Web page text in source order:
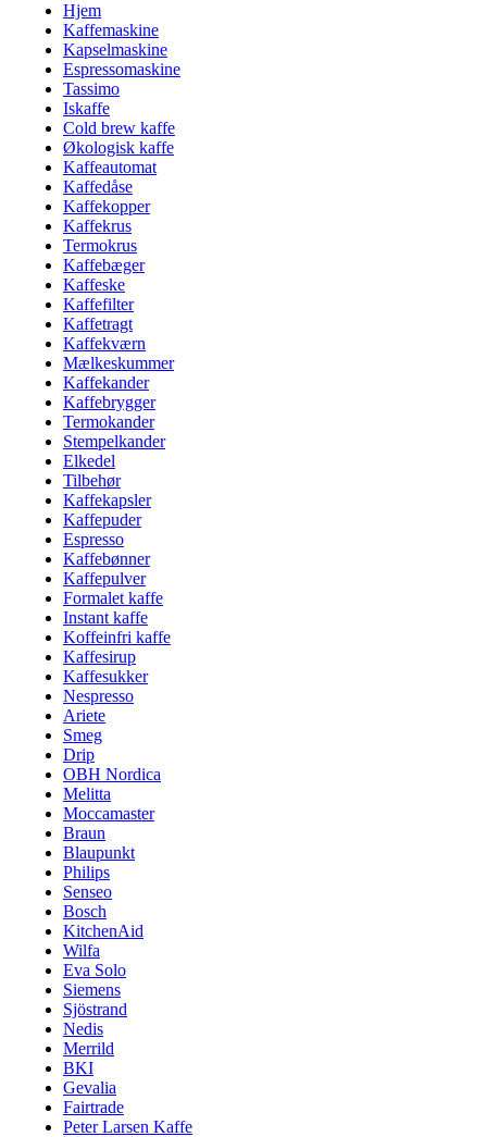
Hjem
Kaffemaskine
Kapselmaskine
Espressomaskine
Tassimo
Iskaffe
Cold brew kaffe
Økologisk kaffe
Kaffeautomat
Kaffedåse
Kaffekopper
Kaffekrus
Termokrus
Kaffebæger
Kaffeske
Kaffefilter
Kaffetragt
Kaffekværn
Mælkeskummer
Kaffekander
Kaffebrygger
Termokander
Stempelkander
Elkedel
Tilbehør
Kaffekapsler
Kaffepuder
Espresso
Kaffebønner
Kaffepulver
Formalet kaffe
Instant kaffe
Koffeinfri kaffe
Kaffesirup
Kaffesukker
Nespresso
Ariete
Smeg
Drip
OBH Nordica
Melitta
Moccamaster
Braun
Blaupunkt
Philips
Senseo
Bosch
KitchenAid
Wilfa
Eva Solo
Siemens
Sjöstrand
Nedis
Merrild
BKI
Gevalia
Fairtrade
Peter Larsen Kaffe